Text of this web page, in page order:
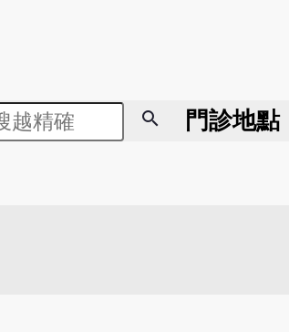
search 門診地點